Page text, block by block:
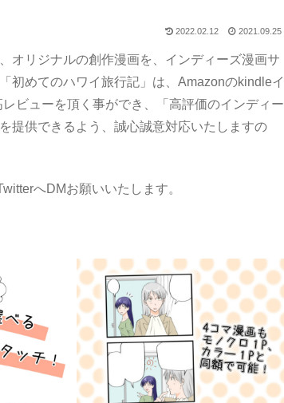
2022.02.12 2021.09.25
オリジナルの創作漫画を、インディーズ漫画サ
初めてのハワイ旅行記」は、Amazonのkindleイ
ビューを頂く事ができ、「高評価のインディー
提供できるよう、誠心誠意対応いたしますの
へDMお願いいたします。